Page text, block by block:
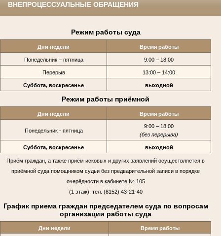
ВНЕПРОЦЕССУАЛЬНЫЕ ОБРАЩЕНИЯ
Режим работы суда
Дни недели Время работы
Понедельник – пятница 9:00 – 18:00
Перерыв 13:00 – 14:00
Суббота, воскресенье выходной
Режим работы приёмной
Дни недели Время работы
Понедельник - пятница
9:00 – 18:00
(без перерыва)
Суббота, воскресенье выходной
Приём граждан, а также приём исковых и других заявлений осуществляется в
приёмной суда помощником судьи без предварительной записи в порядке
очерёдности в кабинете № 105
(1 этаж), тел. (8152) 43-21-40
График приема граждан председателем суда по вопросам
организации работы суда
Дни недели
Время работы